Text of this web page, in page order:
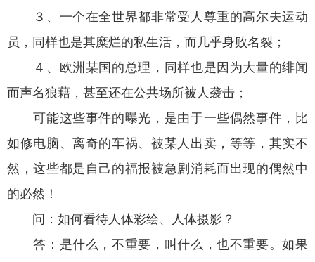
３、一个在全世界都非常受人尊重的高尔夫运动
员，同样也是其糜烂的私生活，而几乎身败名裂；
４、欧洲某国的总理，同样也是因为大量的绯闻
而声名狼藉，甚至还在公共场所被人袭击；
可能这些事件的曝光，是由于一些偶然事件，比
如修电脑、离奇的车祸、被某人出卖，等等，其实不
然，这些都是自己的福报被急剧消耗而出现的偶然中
的必然！
问：如何看待人体彩绘、人体摄影？
答：是什么，不重要，叫什么，也不重要。如果